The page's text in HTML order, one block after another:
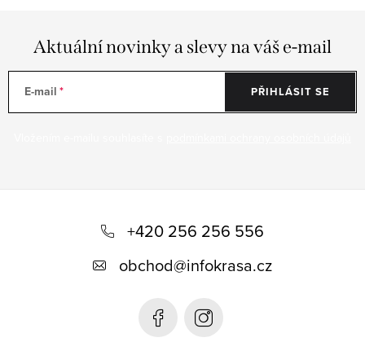
Aktuální novinky a slevy na váš e-mail
E-mail PŘIHLÁSIT SE
+420 256 256 556
obchod@infokrasa.cz